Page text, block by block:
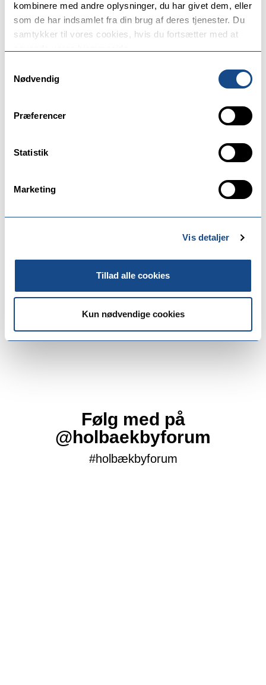
kombinere med andre oplysninger, du har givet dem, eller
som de har indsamlet fra din brug af deres tjenester. Du
samtykker til vores cookies, hvis du fortsætter med at
Nødvendig
Præferencer
Statistik
Marketing
Vis detaljer
Tillad alle cookies
Kun nødvendige cookies
Vi ønsker hinanden godt nytår med kransekage og
bobler.
Tidspunkt
01. januar | 2026
01. januar | 2026
Stk. Nikolai Sognehus, Kirkestræde 9, 4300
Følg med på
@holbaekbyforum
#holbækbyforum